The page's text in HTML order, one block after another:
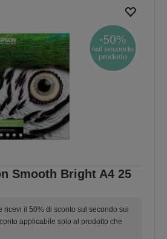
Smooth Bright A4 25
ricevi il 50% di sconto sul secondo sui
applicabile solo al prodotto che